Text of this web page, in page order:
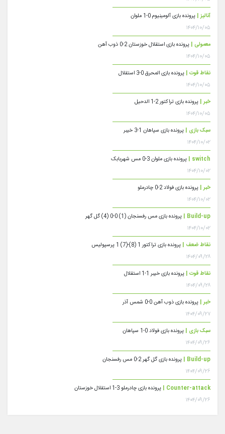
آنالیز | پرونده بازی آلومینیوم 0-1 ملوان
۱۴۰۴/۱۰/۰۵
معمولی | پرونده بازی استقلال خوزستان 2-0 ذوب آهن
۱۴۰۴/۱۰/۰۵
نقاط قوت | پرونده بازی المحرق 0-3 استقلال
۱۴۰۴/۱۰/۰۵
خبر | پرونده بازی تراکتور 2-1 الدحیل
۱۴۰۴/۱۰/۰۵
سبک بازی | پرونده بازی سپاهان 1-3 خیبر
۱۴۰۴/۱۰/۰۲
switch | پرونده بازی ملوان 3-0 مس شهربابک
۱۴۰۴/۱۰/۰۲
خبر | پرونده بازی فولاد 2-0 چادرملو
۱۴۰۴/۱۰/۰۲
Build-up | پرونده بازی مس رفسنجان (1) 0-0 (4) گل گهر
۱۴۰۴/۱۰/۰۲
نقاط ضعف | پرونده بازی تراکتور 1 (8)-(7) 1 پرسپولیس
۱۴۰۴/۰۹/۲۸
نقاط قوت | پرونده بازی خیبر 1-1 استقلال
۱۴۰۴/۰۹/۲۸
خبر | پرونده بازی ذوب آهن 0-0 شمس آذر
۱۴۰۴/۰۹/۲۷
سبک بازی | پرونده بازی فولاد 0-1 سپاهان
۱۴۰۴/۰۹/۲۶
Build-up | پرونده بازی گل گهر 2-0 مس رفسنجان
۱۴۰۴/۰۹/۲۶
Counter-attack | پرونده بازی چادرملو 3-1 استقلال خوزستان
۱۴۰۴/۰۹/۲۶